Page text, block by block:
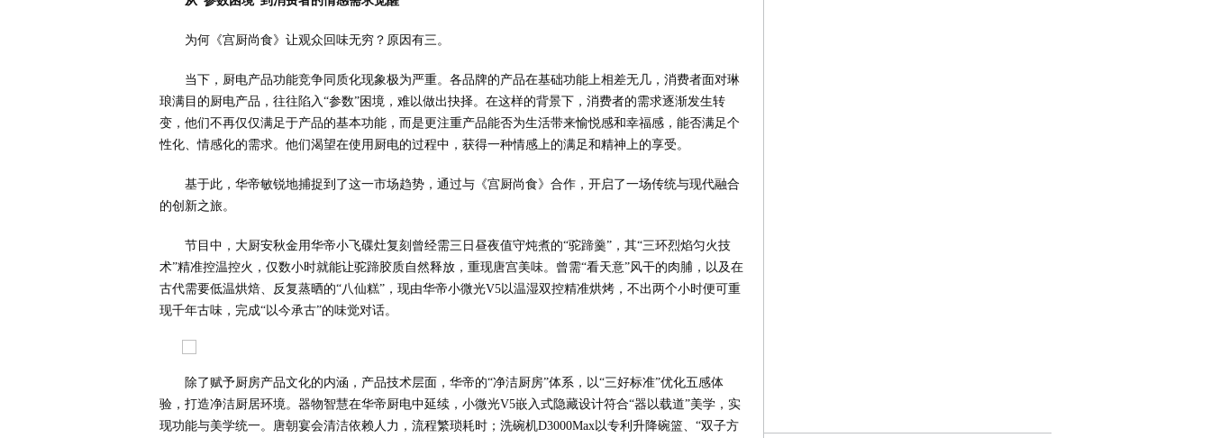
为何《宫厨尚食》让观众回味无穷？原因有三。
当下，厨电产品功能竞争同质化现象极为严重。各品牌的产品在基础功能上相差无几，消费者面对琳
琅满目的厨电产品，往往陷入“参数”困境，难以做出抉择。在这样的背景下，消费者的需求逐渐发生转
变，他们不再仅仅满足于产品的基本功能，而是更注重产品能否为生活带来愉悦感和幸福感，能否满足个
性化、情感化的需求。他们渴望在使用厨电的过程中，获得一种情感上的满足和精神上的享受。
基于此，华帝敏锐地捕捉到了这一市场趋势，通过与《宫厨尚食》合作，开启了一场传统与现代融合
的创新之旅。
节目中，大厨安秋金用华帝小飞碟灶复刻曾经需三日昼夜值守炖煮的“驼蹄羹”，其“三环烈焰匀火技
术”精准控温控火，仅数小时就能让驼蹄胶质自然释放，重现唐宫美味。曾需“看天意”风干的肉脯，以及在
古代需要低温烘焙、反复蒸晒的“八仙糕”，现由华帝小微光V5以温湿双控精准烘烤，不出两个小时便可重
现千年古味，完成“以今承古”的味觉对话。
除了赋予厨房产品文化的内涵，产品技术层面，华帝的“净洁厨房”体系，以“三好标准”优化五感体
验，打造净洁厨居环境。器物智慧在华帝厨电中延续，小微光V5嵌入式隐藏设计符合“器以载道”美学，实
现功能与美学统一。唐朝宴会清洁依赖人力，流程繁琐耗时；洗碗机D3000Max以专利升降碗篮、“双子方